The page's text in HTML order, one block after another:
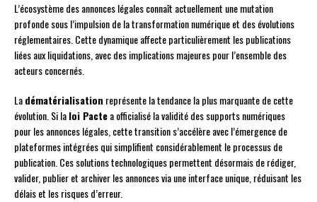
L’écosystème des annonces légales connaît actuellement une mutation
profonde sous l’impulsion de la transformation numérique et des évolutions
réglementaires. Cette dynamique affecte particulièrement les publications
liées aux liquidations, avec des implications majeures pour l’ensemble des
acteurs concernés.
Ladématérialisation représente la tendance la plus marquante de cette
évolution. Si laloi Pactea officialisé la validité des supports numériques
pour les annonces légales, cette transition s’accélère avec l’émergence de
plateformes intégrées qui simplifient considérablement le processus de
publication. Ces solutions technologiques permettent désormais de rédiger,
valider, publier et archiver les annonces via une interface unique, réduisant les
délais et les risques d’erreur.